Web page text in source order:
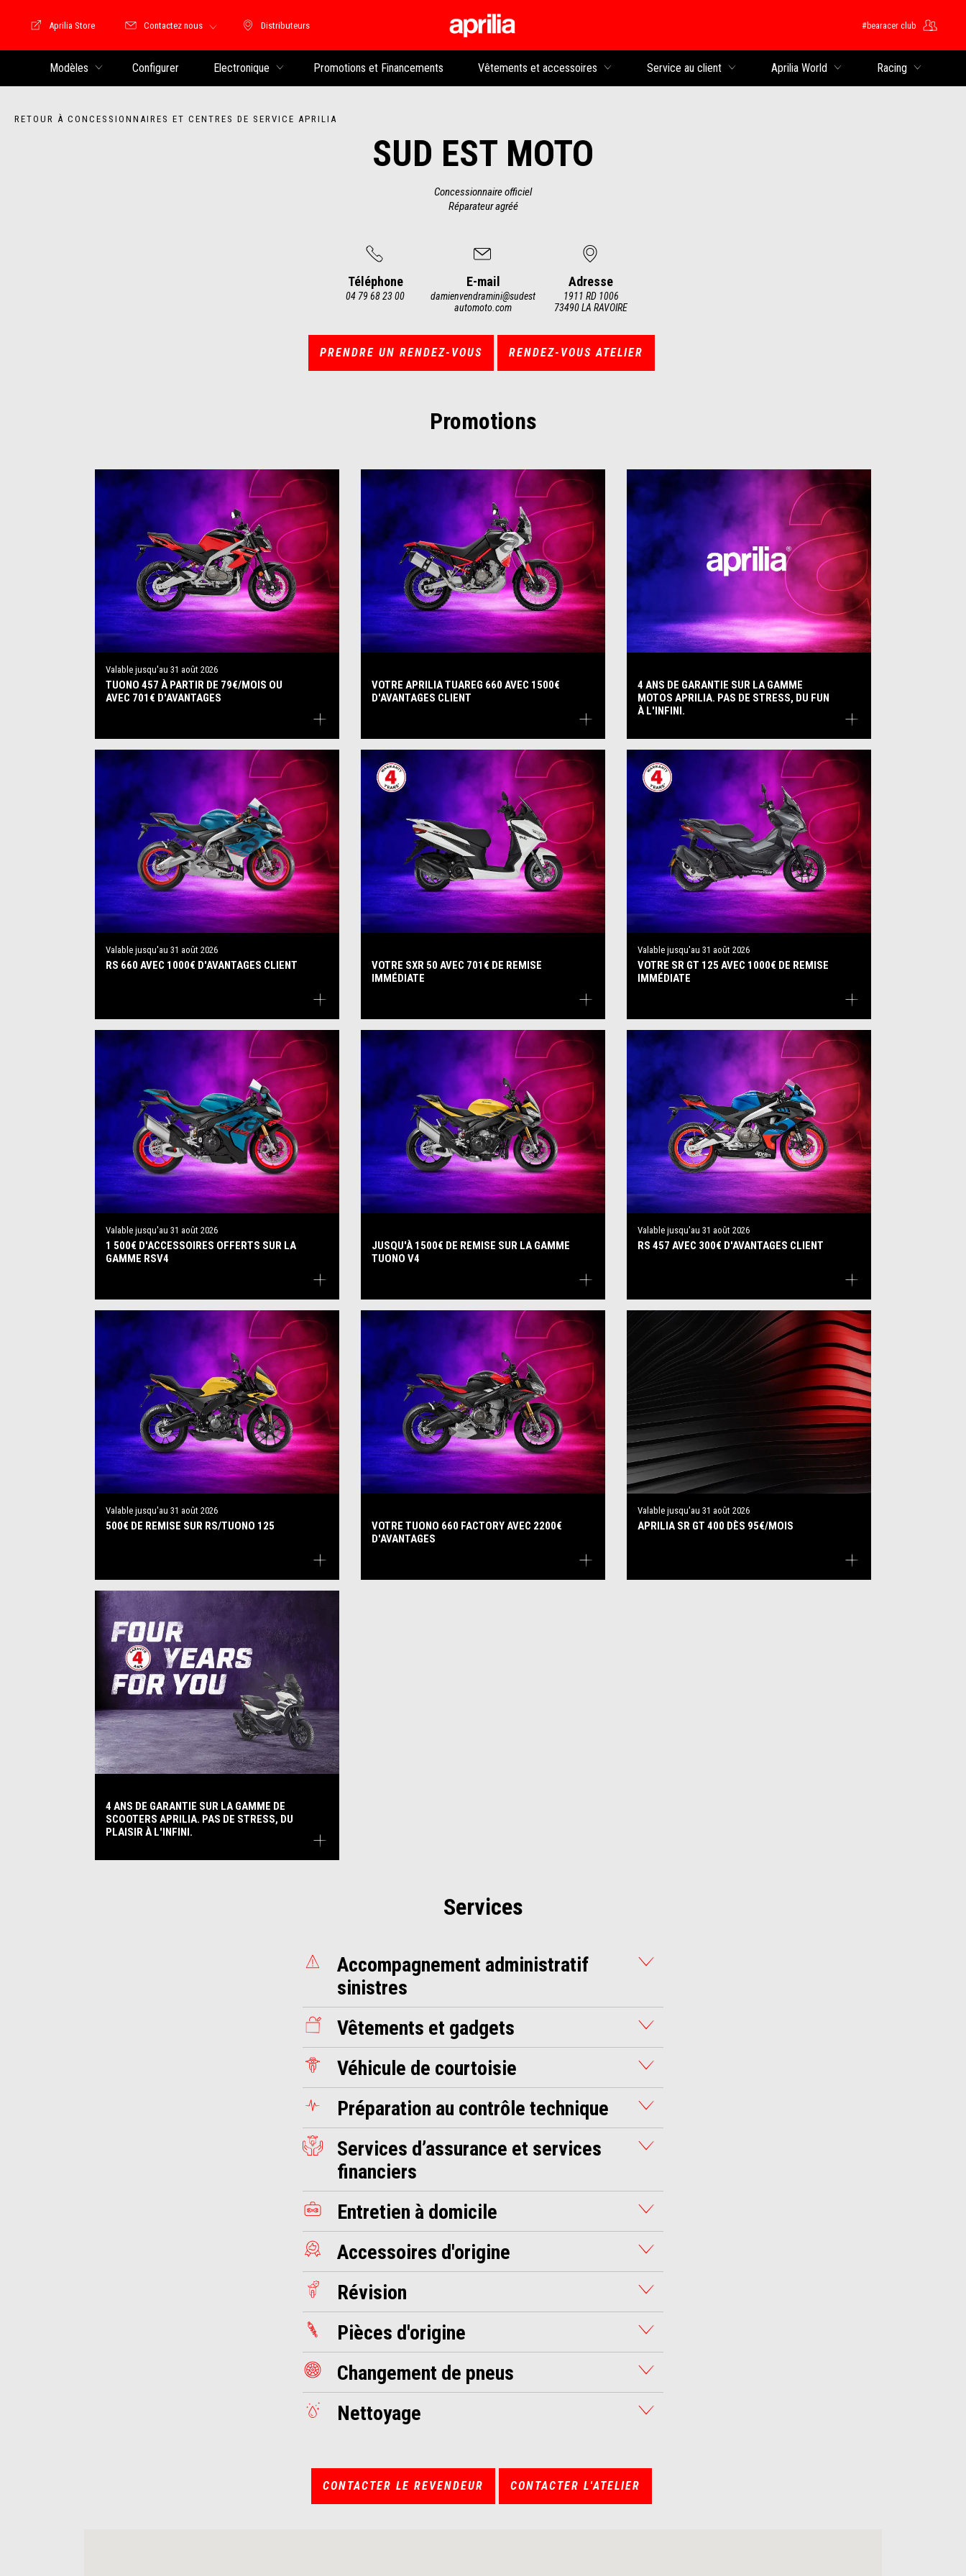
Distributeurs
Distributeurs
Store Motoguzzi
Aprilia Store Contactez nous #bearacer club
Modèles Configurer Electronique Promotions et Financements Vêtements et accessoires Service au client Aprilia World Racing
RETOUR À CONCESSIONNAIRES ET CENTRES DE SERVICE APRILIA
SUD EST MOTO
Concessionnaire officiel
Réparateur agréé
Téléphone
04 79 68 23 00
E-mail
damienvendramini@sudest
automoto.com
Adresse
1911 RD 1006
73490 LA RAVOIRE
PRENDRE UN RENDEZ-VOUS RENDEZ-VOUS ATELIER
Promotions
Valable jusqu'au 31 août 2026
TUONO 457 À PARTIR DE 79€/MOIS OU
AVEC 701€ D'AVANTAGES
VOTRE APRILIA TUAREG 660 AVEC 1500€
D'AVANTAGES CLIENT
4 ANS DE GARANTIE SUR LA GAMME
MOTOS APRILIA. PAS DE STRESS, DU FUN
À L'INFINI.
Valable jusqu'au 31 août 2026
RS 660 AVEC 1000€ D'AVANTAGES CLIENT
VOTRE SXR 50 AVEC 701€ DE REMISE
IMMÉDIATE
Valable jusqu'au 31 août 2026
VOTRE SR GT 125 AVEC 1000€ DE REMISE
IMMÉDIATE
Valable jusqu'au 31 août 2026
1 500€ D'ACCESSOIRES OFFERTS SUR LA
GAMME RSV4
JUSQU'À 1500€ DE REMISE SUR LA GAMME
TUONO V4
Valable jusqu'au 31 août 2026
RS 457 AVEC 300€ D'AVANTAGES CLIENT
Valable jusqu'au 31 août 2026
500€ DE REMISE SUR RS/TUONO 125
VOTRE TUONO 660 FACTORY AVEC 2200€
D'AVANTAGES
Valable jusqu'au 31 août 2026
APRILIA SR GT 400 DÈS 95€/MOIS
4 ANS DE GARANTIE SUR LA GAMME DE
SCOOTERS APRILIA. PAS DE STRESS, DU
PLAISIR À L'INFINI.
Services
Accompagnement administratif
sinistres
Vêtements et gadgets
Véhicule de courtoisie
Préparation au contrôle technique
Services d’assurance et services
financiers
Entretien à domicile
Accessoires d'origine
Révision
Pièces d'origine
Changement de pneus
Nettoyage
CONTACTER LE REVENDEUR CONTACTER L'ATELIER